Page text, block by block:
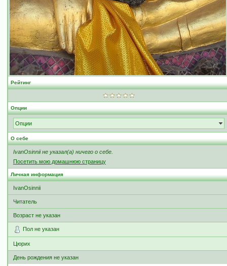
Рейтинг
Опции
Опции
О себе
IvanOsinnii не указал(а) ничего о себе.
Посетить мою домашнюю страницу
Личная информация
IvanOsinnii
Читатель
Возраст не указан
Пол не указан
Цюрих
День рождения не указан